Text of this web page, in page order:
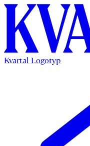
Kvartal Logotyp